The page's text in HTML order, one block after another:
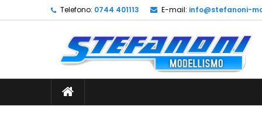
Telefono: 0744 401113 E-mail: info@stefanoni-